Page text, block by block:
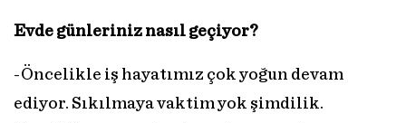
Evde günleriniz nasıl geçiyor?
-Öncelikle iş hayatımız çok yoğun devam
ediyor. Sıkılmaya vaktim yok şimdilik.